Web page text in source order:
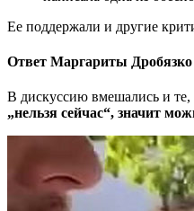
Ее поддержали и другие
Ответ Маргариты
В дискуссию вмешались и те,
„нельзя сейчас“, значит